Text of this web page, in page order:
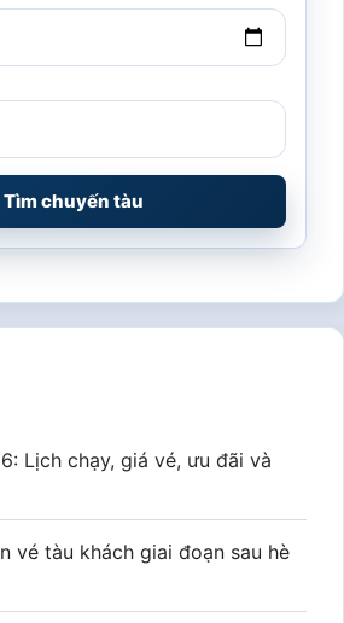
Tìm chuyến tàu
Lịch chạy, giá vé, ưu đãi và
vé tàu khách giai đoạn sau hè